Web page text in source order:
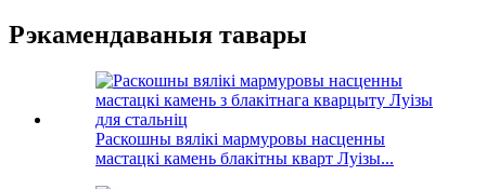
Рэкамендаваныя тавары
Раскошны вялікі мармуровы насценны
мастацкі камень блакітны кварт Луізы...